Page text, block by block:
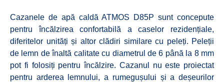
Cazanele de apă caldă ATMOS D85P sunt concepute
pentru încălzirea confortabilă a caselor rezidențiale,
diferitelor unități și altor clădiri similare cu peleți. Peleții
de lemn de înaltă calitate cu diametrul de 6 până la 8 mm
pot fi folosiți pentru încălzire. Cazanul nu este proiectat
pentru arderea lemnului, a rumegușului și a deșeurilor